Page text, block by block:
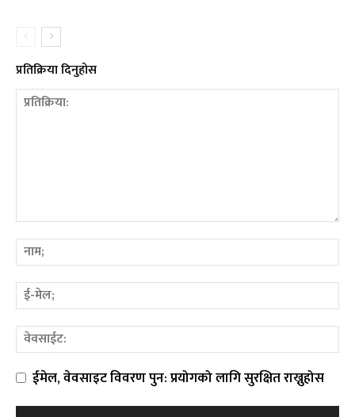
प्रतिक्रिया दिनुहोस
ईमेल, वेवसाइट विवरण पुन: प्रयोगको लागि सुरक्षित राख्नुहोस